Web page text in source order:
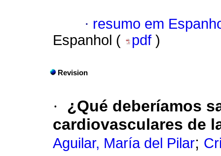
· resumo em
Espanhol (
pdf )
Revision
·
¿Qué deberíamos
cardiovasculares de
Aguilar, María del Pilar;